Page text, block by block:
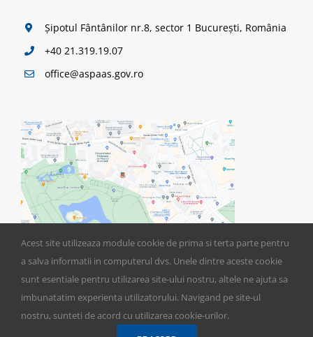
Șipotul Fântânilor nr.8, sector 1 București, România
+40 21.319.19.07
office@aspaas.gov.ro
2026 ASPAAS | Toate drepturile rezervate | Website
Acest site utilizeaza module cookie de prima si terta parte pentru
a salva informatii in computerul dvs. Unele dintre aceste cookie
sunt esentiale pentru utilizarea site-ului nostru, altele ne ajuta sa
imbunatatim experienta utilizatorului. Navigand pe site-ul
nostru, sunteti de acord cu utilizarea cookie-urilor.